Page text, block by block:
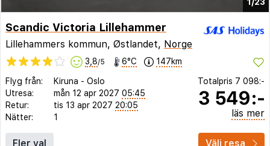
Scandic Victoria Lillehammer
Lillehammers kommun, Østlandet, Norge
3,8/5 6°C 147km
Flyg från: Kiruna - Oslo
Utresa:
mån 12 apr 2027 05:45
Retur:
tis 13 apr 2027 20:05
Nätter:
1
Totalpris 7 098:-
3 549:-
läs mer
Fler val Välj resa